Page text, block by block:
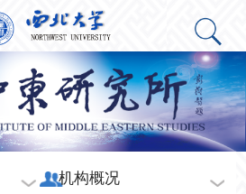
机构概况